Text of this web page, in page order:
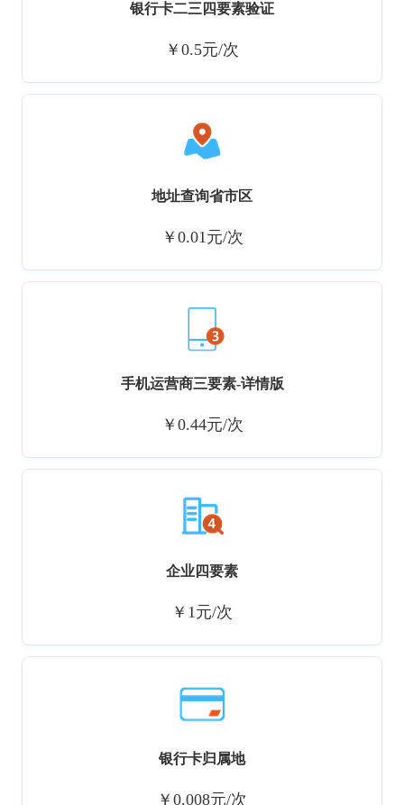
银行卡二三四要素验证
￥0.5元/次
地址查询省市区
￥0.01元/次
手机运营商三要素-详情版
￥0.44元/次
企业四要素
￥1元/次
银行卡归属地
￥0.008元/次